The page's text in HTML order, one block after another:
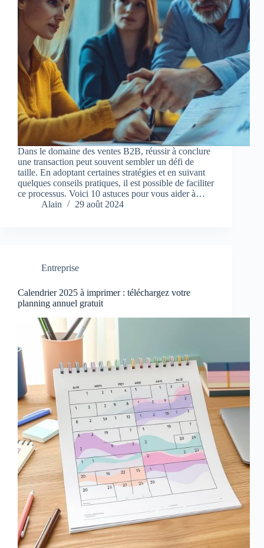
Dans le domaine des ventes B2B, réussir à conclure
une transaction peut souvent sembler un défi de
taille. En adoptant certaines stratégies et en suivant
quelques conseils pratiques, il est possible de faciliter
ce processus. Voici 10 astuces pour vous aider à…
Alain
29 août 2024
Entreprise
Calendrier 2025 à imprimer : téléchargez votre
planning annuel gratuit